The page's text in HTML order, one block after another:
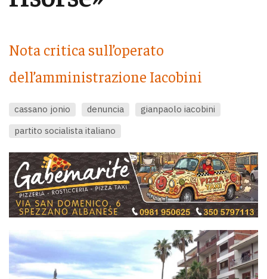
Nota critica sull’operato
dell’amministrazione Iacobini
cassano jonio denuncia
gianpaolo iacobini
partito socialista italiano